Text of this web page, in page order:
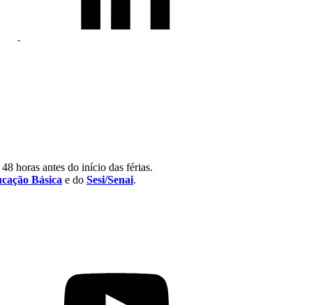
horas antes do início das férias.
Básica e do Sesi/Senai.